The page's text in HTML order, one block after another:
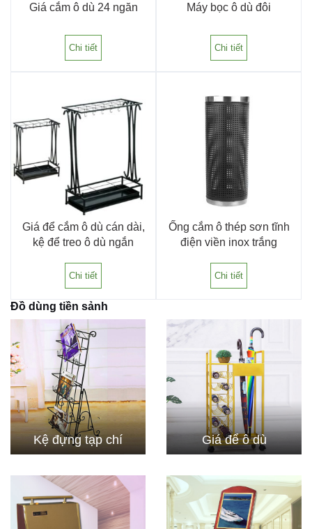
Giá cắm ô dù 24 ngăn
Chi tiết
Máy bọc ô dù đôi
Chi tiết
Giá để cắm ô dù cán dài,
kệ để treo ô dù ngắn
Chi tiết
Ống cắm ô thép sơn tĩnh
điện viền inox trắng
Chi tiết
Đồ dùng tiền sảnh
Kệ đựng tạp chí Giá để ô dù